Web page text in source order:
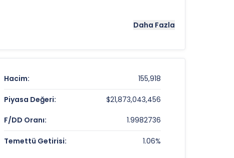
göstergeleri önemli araçlardır. Hissenin 52
$52.09
Daha Fazla
Hacim: 155,918
Piyasa Değeri: $21,873,043,456
F/DD Oranı: 1.9982736
Temettü Getirisi: 1.06%